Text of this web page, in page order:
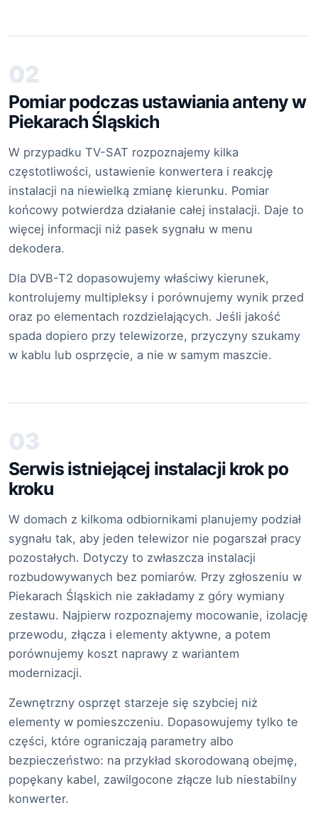
02
Pomiar podczas ustawiania anteny w
Piekarach Śląskich
W przypadku TV-SAT rozpoznajemy kilka
częstotliwości, ustawienie konwertera i reakcję
instalacji na niewielką zmianę kierunku. Pomiar
końcowy potwierdza działanie całej instalacji. Daje to
więcej informacji niż pasek sygnału w menu
dekodera.
Dla DVB-T2 dopasowujemy właściwy kierunek,
kontrolujemy multipleksy i porównujemy wynik przed
oraz po elementach rozdzielających. Jeśli jakość
spada dopiero przy telewizorze, przyczyny szukamy
w kablu lub osprzęcie, a nie w samym maszcie.
03
Serwis istniejącej instalacji krok po
kroku
W domach z kilkoma odbiornikami planujemy podział
sygnału tak, aby jeden telewizor nie pogarszał pracy
pozostałych. Dotyczy to zwłaszcza instalacji
rozbudowywanych bez pomiarów. Przy zgłoszeniu w
Piekarach Śląskich nie zakładamy z góry wymiany
zestawu. Najpierw rozpoznajemy mocowanie, izolację
przewodu, złącza i elementy aktywne, a potem
porównujemy koszt naprawy z wariantem
modernizacji.
Zewnętrzny osprzęt starzeje się szybciej niż
elementy w pomieszczeniu. Dopasowujemy tylko te
części, które ograniczają parametry albo
bezpieczeństwo: na przykład skorodowaną obejmę,
popękany kabel, zawilgocone złącze lub niestabilny
konwerter.